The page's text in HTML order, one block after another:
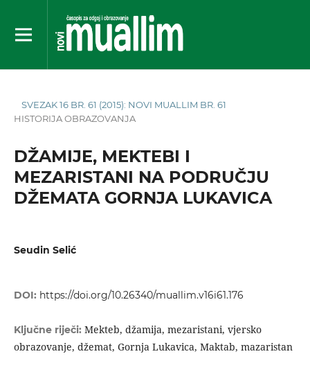
SVEZAK 16 BR. 61 (2015): NOVI MUALLIM BR. 61
HISTORIJA OBRAZOVANJA
DŽAMIJE, MEKTEBI I
MEZARISTANI NA PODRUČJU
DŽEMATA GORNJA LUKAVICA
Seudin Selić
DOI: https://doi.org/10.26340/muallim.v16i61.176
Ključne riječi: Mekteb, džamija, mezaristani, vjersko
obrazovanje, džemat, Gornja Lukavica, Maktab, mazaristan